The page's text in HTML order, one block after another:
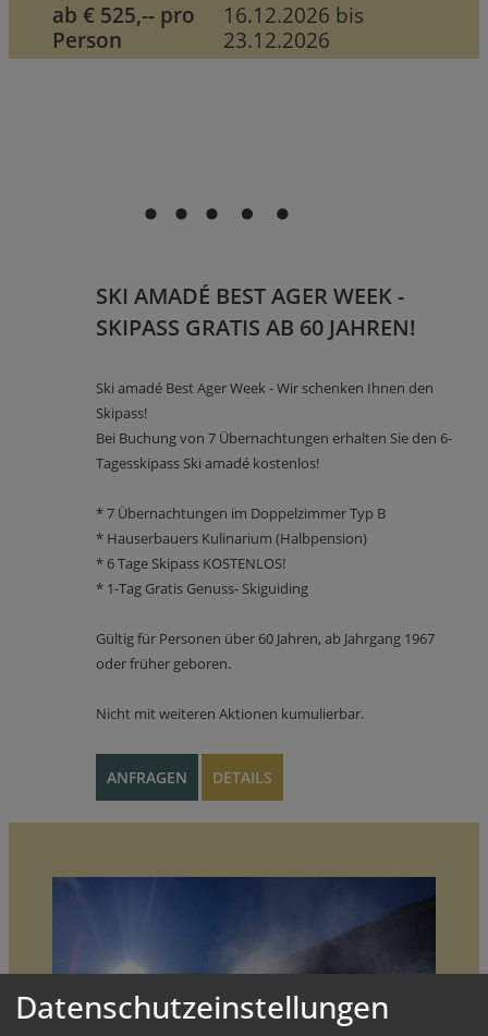
ab € 525,-- pro
Person
16.12.2026 bis
23.12.2026
SKI AMADÉ BEST AGER WEEK -
SKIPASS GRATIS AB 60 JAHREN!
Ski amadé Best Ager Week - Wir schenken Ihnen den
Skipass!
Bei Buchung von 7 Übernachtungen erhalten Sie den 6-
Tagesskipass Ski amadé kostenlos!
* 7 Übernachtungen im Doppelzimmer Typ B
* Hauserbauers Kulinarium (Halbpension)
* 6 Tage Skipass KOSTENLOS!
* 1-Tag Gratis Genuss- Skiguiding
Gültig für Personen über 60 Jahren, ab Jahrgang 1967
oder früher geboren.
Nicht mit weiteren Aktionen kumulierbar.
ANFRAGEN DETAILS
Datenschutzeinstellungen